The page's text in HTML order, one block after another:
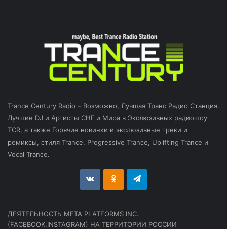
Trance Century Radio – Возможно, Лучшая Транс Радио Станция.
Лучшие DJ и Артисты СНГ и Мира в Экслюзивных радиошоу
TCR, а также Горячие новинки и экслюзивные треки и
ремиксы, стиля Trance, Progressive Trance, Uplifting Trance и
Vocal Trance.
vk.com Odnoklassniki
Telegram
ДЕЯТЕЛЬНОСТЬ МЕТА PLATFORMS INC.
(FACEBOOK,INSTAGRAM) НА ТЕРРИТОРИИ РОССИИ